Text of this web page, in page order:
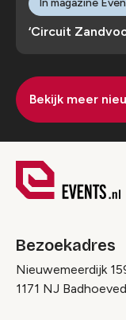
‘Circuit
In magazine
Bekijk meer
Bezoekadres
Nieuwemeerdijk
1171 NJ